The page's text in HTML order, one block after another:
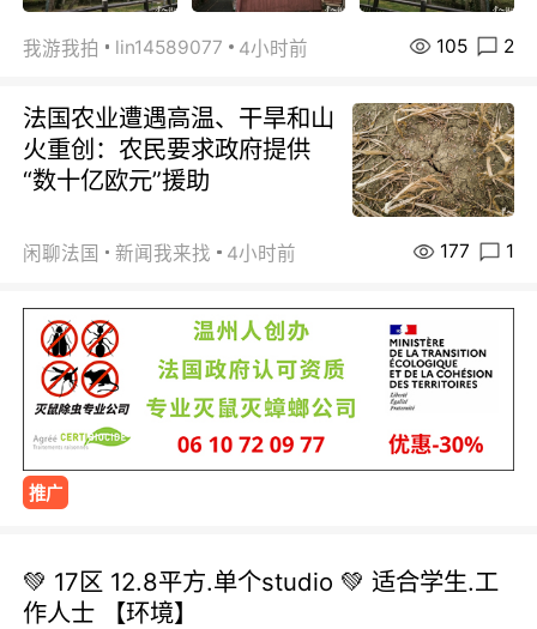
我游我拍 lin14589077 4小时前 105 2
法国农业遭遇高温、干旱和山
火重创：农民要求政府提供
“数十亿欧元”援助
闲聊法国 新闻我来找 4小时前 177 1
推广
💚 17区 12.8平方.单个studio 💚 适合学生.工
作人士 【环境】